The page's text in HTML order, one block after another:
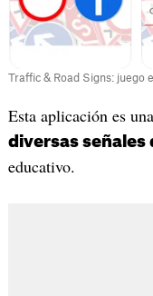
Traffic & Road Signs:
‎Esta aplicación es
diversas señales
educativo.